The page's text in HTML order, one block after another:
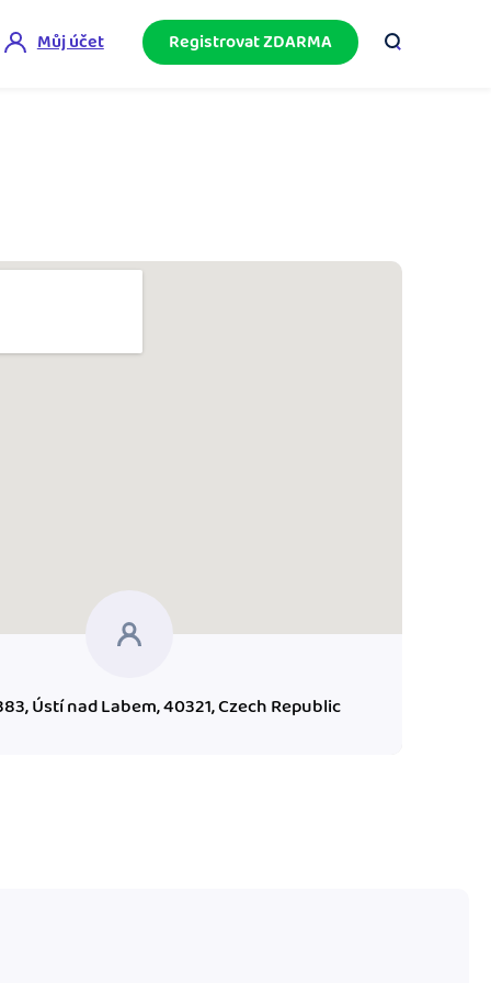
se komunity na fakturaci, daně či
Můj účet Registrovat ZDARMA
Ústí nad Labem, 40321, Czech Republic